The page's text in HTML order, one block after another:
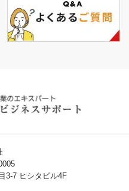
3-7 ヒシタビル4F